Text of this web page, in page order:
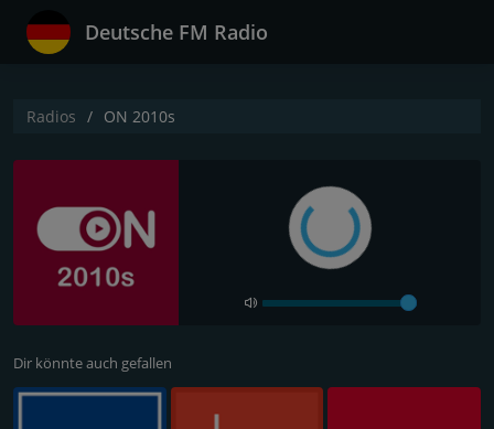
Deutsche FM Radio
Radios ON 2010s
Dir könnte auch gefallen